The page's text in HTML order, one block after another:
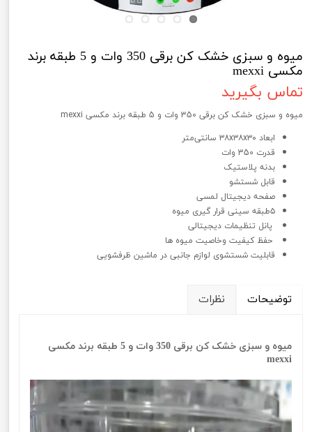
میوه و سبزی خشک کن برقی 350 وات و 5 طبقه برند
مکسی mexxi
تماس بگیرید
میوه و سبزی خشک کن برقی 350 وات و 5 طبقه برند مکسی mexxi
ابعاد ۳۸x۳۸x۳۰ سانتی‌متر
قدرت 350 وات
بدنه پلاستیک
قابل شستشو
صفحه دیجیتال لمسی
۵طبقه سینی قرار گیری میوه
پانل تنظیمات دیجیتالی
حفظ کیفیت وخاصیت میوه ها
قابلیت شستشوی لوازم جانبی در ماشین ظرفشویی
توضیحات نظرات
میوه و سبزی خشک کن برقی 350 وات و 5 طبقه برند مکسی
mexxi